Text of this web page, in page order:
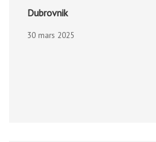
Dubrovnik
30 mars 2025